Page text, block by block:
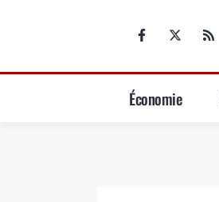
Économie